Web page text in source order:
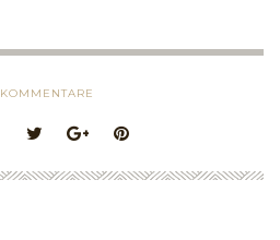
KOMMENTARE